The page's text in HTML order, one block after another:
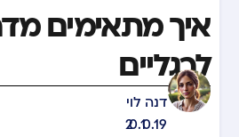
איך מתאימים
לרגליים
דנה לוי
20.10.19